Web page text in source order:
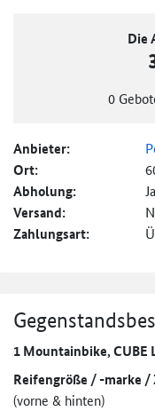
Die
0
Anbieter:
Ort:
Abholung: Ja
Versand:
Zahlungsart:
1 Mountainbike, CUBE
Reifengröße / -marke /
(vorne & hinten)